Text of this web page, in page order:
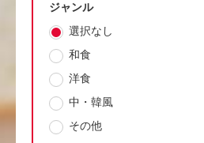
ジャンル
選択なし
和食
洋食
中・韓風
その他